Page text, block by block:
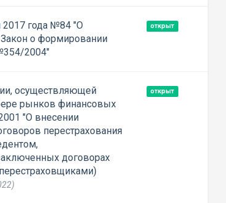
2017 года №84 "О
о формировании
2004"
открыт
осуществляющей
рынков финансовых
"О внесении
перестрахования
договорах
открыт